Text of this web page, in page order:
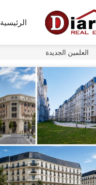
الرئيسية
العلمين الجديدة